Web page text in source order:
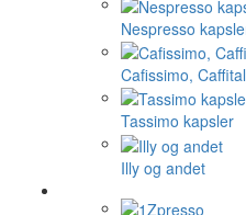
Nespresso
Cafissimo,
Tassimo kapsler
Illy og andet